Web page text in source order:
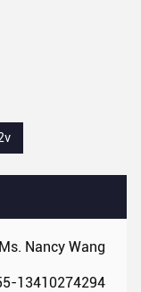
Ms. Nancy Wang
13410274294